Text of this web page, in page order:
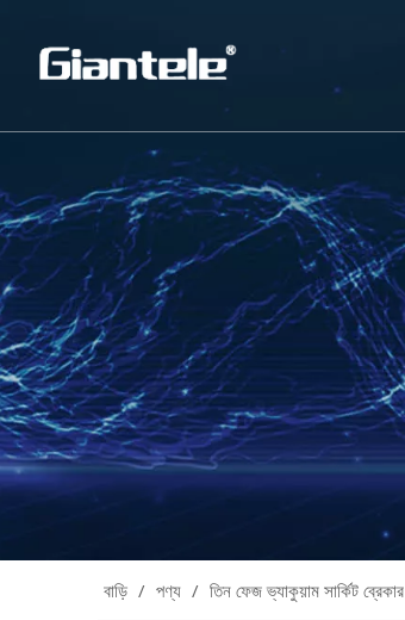
বাড়ি / পণ্য / তিন ফেজ ভ্যাকুয়াম সার্কিট ব্রেকার